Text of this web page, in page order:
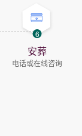
6
安葬
电话或在线咨询